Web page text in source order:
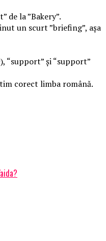
de la ”Bakery”.
un scurt ”briefing”, așa
“support” și “support”
corect limba română.